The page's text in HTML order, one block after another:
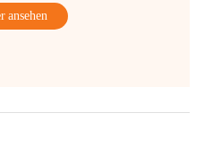
ansehen